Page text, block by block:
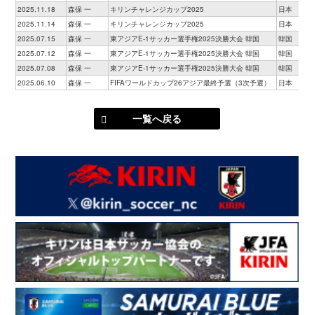
2025.11.18
森保 一 キリンチャレンジカップ2025
日本
2025.11.14
森保 一 キリンチャレンジカップ2025
日本
2025.07.15
森保 一 東アジアE-1サッカー選手権2025決勝大会 韓国
韓国
2025.07.12
森保 一 東アジアE-1サッカー選手権2025決勝大会 韓国
韓国
2025.07.08
森保 一 東アジアE-1サッカー選手権2025決勝大会 韓国
韓国
2025.06.10
森保 一 FIFAワールドカップ26アジア最終予選（3次予選） 日本
一覧へ戻る